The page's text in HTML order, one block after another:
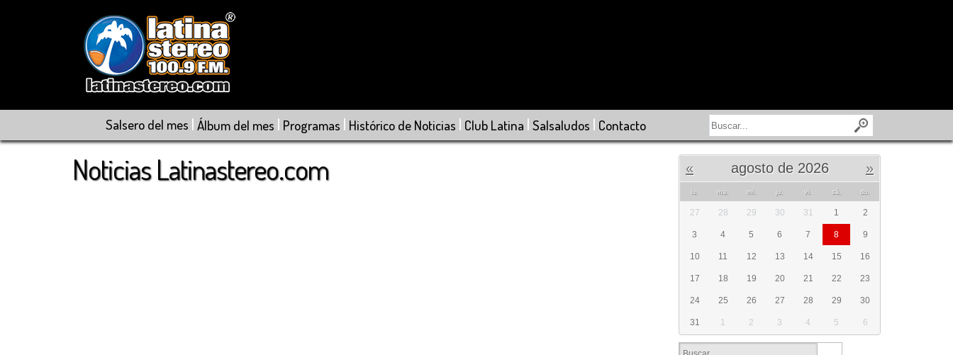
Salsero del mes | Álbum del mes | Programas | Histórico de Noticias | Club Latina | Salsaludos | Contacto
Noticias Latinastereo.com « agosto de 2026 »
lu. ma. mi. ju. vi. sá. do.
27 28 29 30 31 1 2
3 4 5 6 7 8 9
10 11 12 13 14 15 16
17 18 19 20 21 22 23
24 25 26 27 28 29 30
31 1 2 3 4 5 6